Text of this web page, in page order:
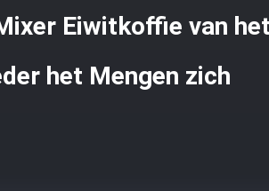
Eiwitkoffie van het
het Mengen zich